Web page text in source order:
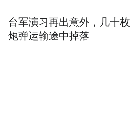
台军演习再出意外，几十枚
炮弹运输途中掉落